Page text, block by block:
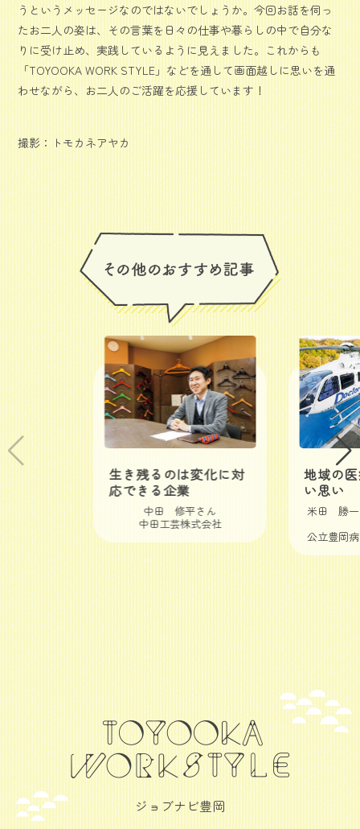
うというメッセージなのではないでしょうか。今回お話を伺っ
たお二人の姿は、その言葉を日々の仕事や暮らしの中で自分な
りに受け止め、実践しているように見えました。これからも
「TOYOOKA WORK STYLE」などを通して画面越しに思いを通
わせながら、お二人のご活躍を応援しています！
撮影：トモカネアヤカ
生き残るのは変化に対
応できる企業
中田 修平さん
中田工芸株式会社
地域の
い思い
米田 勝
公立豊岡
ジョブナビ豊岡